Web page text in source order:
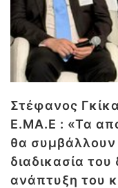
Στέφανος
Ε.ΜΑ.Ε : «Τα
θα
διαδικασία του
ανάπτυξη του